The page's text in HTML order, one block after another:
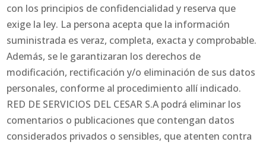
con los principios de confidencialidad y reserva que
exige la ley. La persona acepta que la información
suministrada es veraz, completa, exacta y comprobable.
Además, se le garantizaran los derechos de
modificación, rectificación y/o eliminación de sus datos
personales, conforme al procedimiento allí indicado.
RED DE SERVICIOS DEL CESAR S.A podrá eliminar los
comentarios o publicaciones que contengan datos
considerados privados o sensibles, que atenten contra